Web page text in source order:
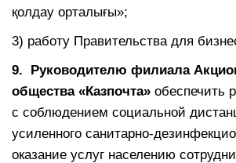
қолдау орталығы»;
3) работу Правительства для
9. Руководителю филиала
общества «Казпочта» обеспечить
с соблюдением социальной
усиленного санитарно-
оказание услуг населению